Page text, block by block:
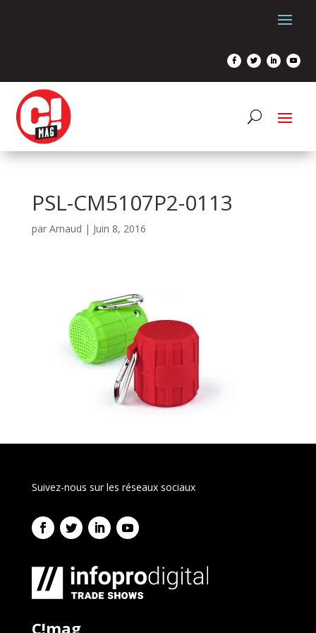
PSL-CM5107P2-0113
par Arnaud | Juin 8, 2016
Suivez-nous sur les réseaux sociaux
C!mag